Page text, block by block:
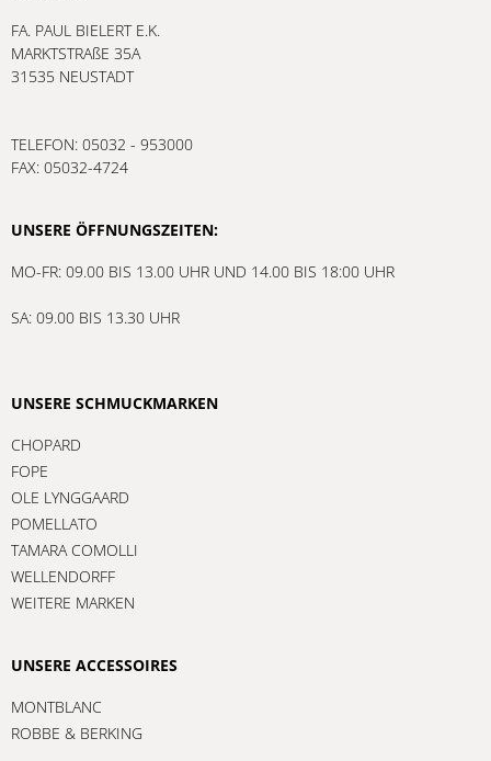
FA. PAUL BIELERT E.K.
MARKTSTRAßE 35A
31535 NEUSTADT
TELEFON: 05032 - 953000
FAX: 05032-4724
UNSERE ÖFFNUNGSZEITEN:
MO-FR: 09.00 BIS 13.00 UHR UND 14.00 BIS 18:00 UHR
SA: 09.00 BIS 13.30 UHR
UNSERE SCHMUCKMARKEN
CHOPARD
FOPE
OLE LYNGGAARD
POMELLATO
TAMARA COMOLLI
WELLENDORFF
WEITERE MARKEN
UNSERE ACCESSOIRES
MONTBLANC
ROBBE & BERKING